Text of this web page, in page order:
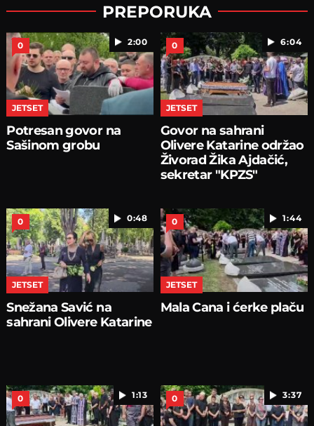
PREPORUKA
2:00
0
JETSET
Potresan govor na
Sašinom grobu
6:04
0
JETSET
Govor na sahrani
Olivere Katarine održao
Živorad Žika Ajdačić,
sekretar "KPZS"
0:48
0
JETSET
Snežana Savić na
sahrani Olivere Katarine
1:44
0
JETSET
Mala Cana i ćerke plaču
1:13
0 3:37
0